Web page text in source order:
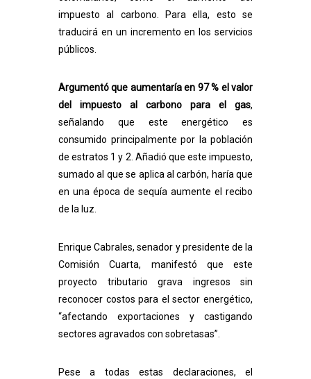
impuesto al carbono. Para ella, esto se
traducirá en un incremento en los servicios
públicos.
Argumentó que aumentaría en 97 % el valor
del impuesto al carbono para el gas,
señalando que este energético es
consumido principalmente por la población
de estratos 1 y 2. Añadió que este impuesto,
sumado al que se aplica al carbón, haría que
en una época de sequía aumente el recibo
de la luz.
Enrique Cabrales, senador y presidente de la
Comisión Cuarta, manifestó que este
proyecto tributario grava ingresos sin
reconocer costos para el sector energético,
“afectando exportaciones y castigando
sectores agravados con sobretasas”.
Pese a todas estas declaraciones, el